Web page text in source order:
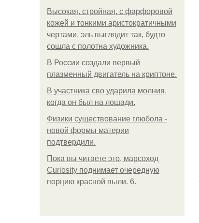
Высокая, стройная, с фарфоровой
кожей и тонкими аристократичными
чертами, эль выглядит так, будто
сошла с полотна художника.
В России создали первый
плазменный двигатель на криптоне.
В участника сво ударила молния,
когда он был на лошади.
Физики существование глюбола -
новой формы материи
подтвердили.
Пока вы читаете это, марсоход
Curiosity поднимает очередную
порцию красной пыли. 6.